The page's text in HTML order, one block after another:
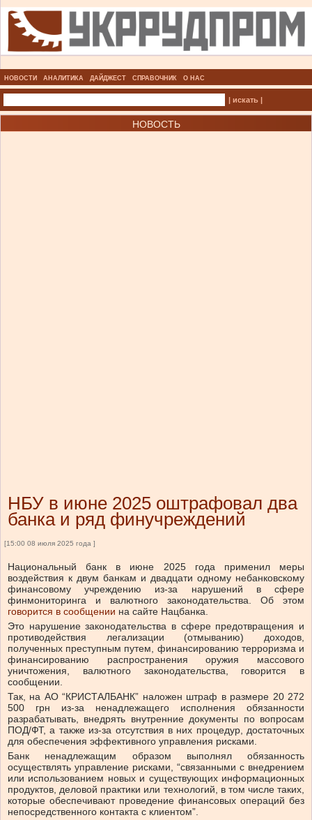
НОВОСТИ АНАЛИТИКА ДАЙДЖЕСТ СПРАВОЧНИК О НАС
| искать |
НОВОСТЬ
НБУ в июне 2025 оштрафовал два
банка и ряд финучреждений
[15:00 08 июля 2025 года ]
Национальный банк в июне 2025 года применил меры
воздействия к двум банкам и двадцати одному небанковскому
финансовому учреждению из-за нарушений в сфере
финмониторинга и валютного законодательства.
Об этом
говорится в сообщении на сайте Нацбанка.
Это нарушение законодательства в сфере предотвращения и
противодействия легализации (отмыванию) доходов,
полученных преступным путем, финансированию терроризма и
финансированию распространения оружия массового
уничтожения, валютного законодательства, говорится в
сообщении.
Так, на АО “КРИСТАЛБАНК” наложен штраф в размере 20 272
500 грн из-за ненадлежащего исполнения обязанности
разрабатывать, внедрять внутренние документы по вопросам
ПОД/ФТ, а также из-за отсутствия в них процедур, достаточных
для обеспечения эффективного управления рисками.
Банк ненадлежащим образом выполнял обязанность
осуществлять управление рисками, “связанными с внедрением
или использованием новых и существующих информационных
продуктов, деловой практики или технологий, в том числе таких,
которые обеспечивают проведение финансовых операций без
непосредственного контакта с клиентом”.